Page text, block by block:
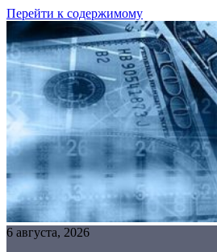
Перейти к содержимому
6 августа, 2026